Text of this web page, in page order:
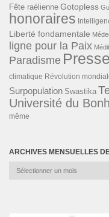
Fête raélienne Gotopless
honoraires
Liberté fondamentale
ligne pour la Paix
Paradisme Presse
climatique Révolution
Surpopulation Swastika
Université du
même
ARCHIVES MENSUELLES
Archives